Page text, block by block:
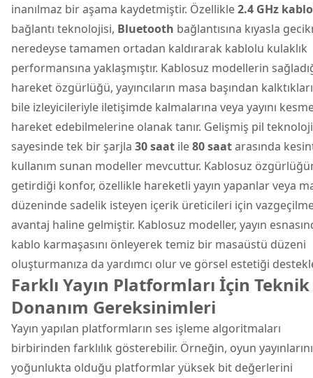
inanılmaz bir aşama kaydetmiştir. Özellikle2.4 GHz
bağlantı teknolojisi, Bluetooth bağlantısına kıyasla
neredeyse tamamen ortadan kaldırarak kablolu kulaklık
performansına yaklaşmıştır. Kablosuz modellerin
hareket özgürlüğü, yayıncıların masa başından
bile izleyicileriyle iletişimde kalmalarına veya yayını
hareket edebilmelerine olanak tanır. Gelişmiş pil
sayesinde tek bir şarjla 30 saat ile80 saatarasında
kullanım sunan modeller mevcuttur. Kablosuz
getirdiği konfor, özellikle hareketli yayın yapanlar veya
düzeninde sadelik isteyen içerik üreticileri için
avantaj haline gelmiştir. Kablosuz modeller, yayın
kablo karmaşasını önleyerek temiz bir masaüstü düzeni
oluşturmanıza da yardımcı olur ve görsel estetiği
Farklı Yayın Platformları İçin Teknik
Donanım Gereksinimleri
Yayın yapılan platformların ses işleme algoritmaları
birbirinden farklılık gösterebilir. Örneğin, oyun
yoğunlukta olduğu platformlar yüksek bit değerlerini